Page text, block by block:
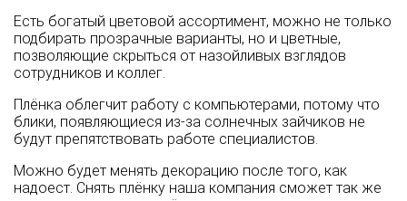
Есть богатый цветовой ассортимент, можно не только
подбирать прозрачные варианты, но и цветные,
позволяющие скрыться от назойливых взглядов
сотрудников и коллег.
Плёнка облегчит работу с компьютерами, потому что
блики, появляющиеся из-за солнечных зайчиков не
будут препятствовать работе специалистов.
Можно будет менять декорацию после того, как
надоест. Снять плёнку наша компания сможет так же